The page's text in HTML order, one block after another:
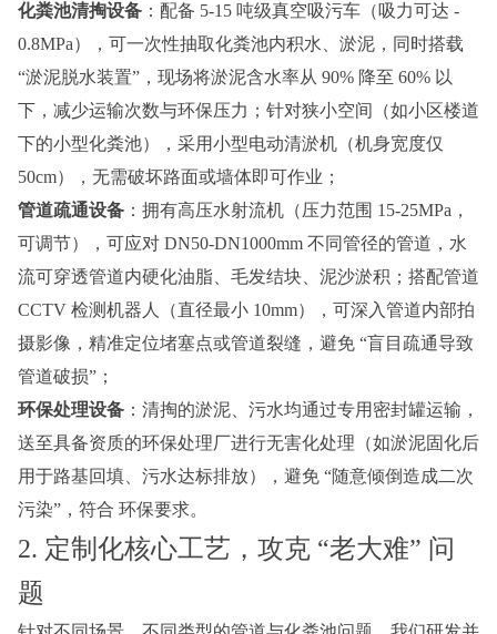
化粪池清掏设备 ：配备 5-15 吨级真空吸污车（吸力可达 -
0.8MPa），可一次性抽取化粪池内积水、淤泥，同时搭载
“淤泥脱水装置”，现场将淤泥含水率从 90% 降至 60% 以
下，减少运输次数与环保压力；针对狭小空间（如小区楼道
下的小型化粪池），采用小型电动清淤机（机身宽度仅
50cm），无需破坏路面或墙体即可作业；
管道疏通设备 ：拥有高压水射流机（压力范围 15-25MPa，
可调节），可应对 DN50-DN1000mm 不同管径的管道，水
流可穿透管道内硬化油脂、毛发结块、泥沙淤积；搭配管道
CCTV 检测机器人（直径最小 10mm），可深入管道内部拍
摄影像，精准定位堵塞点或管道裂缝，避免 “盲目疏通导致
管道破损”；
环保处理设备 ：清掏的淤泥、污水均通过专用密封罐运输，
送至具备资质的环保处理厂进行无害化处理（如淤泥固化后
用于路基回填、污水达标排放），避免 “随意倾倒造成二次
污染”，符合 环保要求。
2. 定制化核心工艺，攻克 “老大难” 问
题